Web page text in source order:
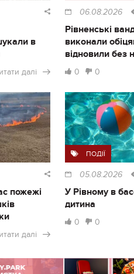
в
далі
06.08.2026
Рівненські
виконали
відновили без
0 0
пожежі
далі
ПОДІЇ
05.08.2026
У Рівному в
дитина
0 0